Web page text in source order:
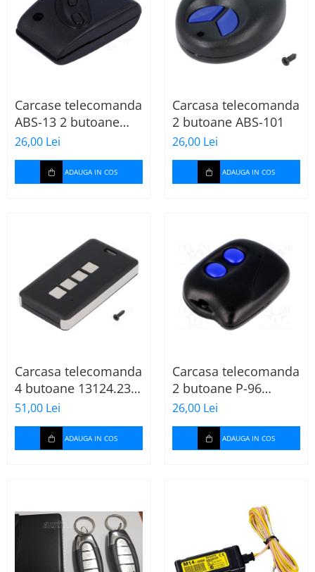
Carcase telecomanda
ABS-13 2 butoane
neagra
26,00 Lei
ADAUGA IN COS
Carcasa telecomanda
2 butoane ABS-101
26,00 Lei
ADAUGA IN COS
Carcasa telecomanda
4 butoane 13124.23
neagra
51,00 Lei
ADAUGA IN COS
Carcasa telecomanda
2 butoane P-96
neagra
26,00 Lei
ADAUGA IN COS